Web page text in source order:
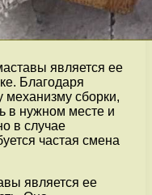
является ее
Благодаря
сборки,
в нужном месте и
в случае
частая смена
является ее